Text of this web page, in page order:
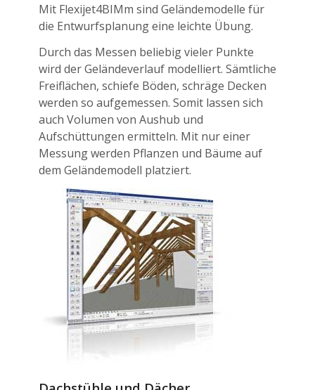
Mit Flexijet4BIMm sind Geländemodelle für
die Entwurfsplanung eine leichte Übung.
Durch das Messen beliebig vieler Punkte
wird der Geländeverlauf modelliert. Sämtliche
Freiflächen, schiefe Böden, schräge Decken
werden so aufgemessen. Somit lassen sich
auch Volumen von Aushub und
Aufschüttungen ermitteln. Mit nur einer
Messung werden Pflanzen und Bäume auf
dem Geländemodell platziert.